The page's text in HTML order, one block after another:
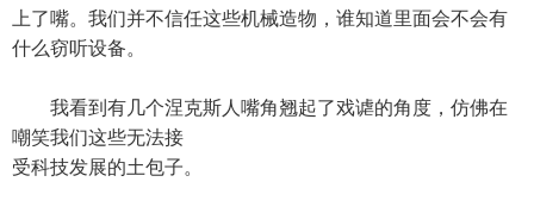
上了嘴。我们并不信任这些机械造物，谁知道里面会不会有
什么窃听设备。
我看到有几个涅克斯人嘴角翘起了戏谑的角度，仿佛在
嘲笑我们这些无法接
受科技发展的土包子。